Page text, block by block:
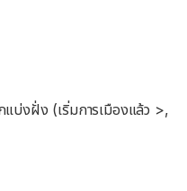
บ่งฝั่ง (เริ่มการเมืองแล้ว >,